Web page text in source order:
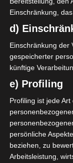
Mit 16
In den
der Abstieg
was hinter
FTF
Vereinen
Information,
Vereine der
bestätigt
Einschränkung,
d)
Einschränkung der
gespeicherter
künftige
e) Profiling
Profiling ist jede
persönliche
beziehen, zu
Arbeitsleistung,